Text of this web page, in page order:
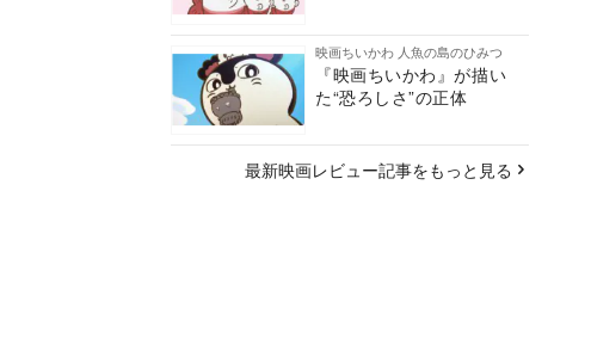
映画ちいかわ 人魚の島のひみつ
『映画ちいかわ』が描い
た“恐ろしさ”の正体
最新映画レビュー記事をもっと見る